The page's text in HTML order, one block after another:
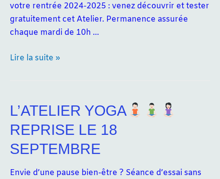
votre rentrée 2024-2025 : venez découvrir et tester
gratuitement cet Atelier. Permanence assurée
chaque mardi de 10h …
Lire la suite »
L’ATELIER YOGA
REPRISE LE 18
SEPTEMBRE
Envie d’une pause bien-être ? Séance d’essai sans